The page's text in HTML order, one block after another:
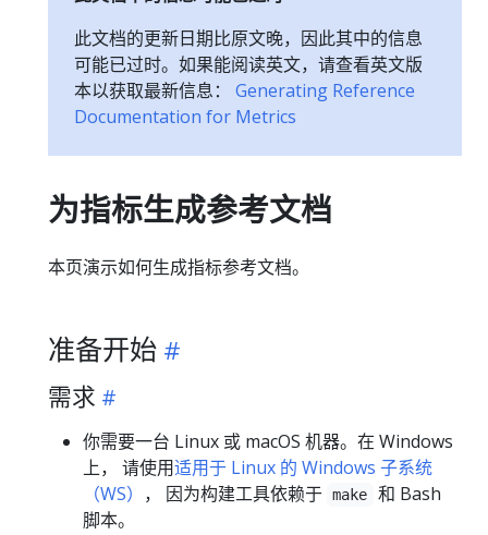
此文档的更新日期比原文晚，因此其中的信息
可能已过时。如果能阅读英文，请查看英文版
本以获取最新信息： Generating Reference
Documentation for Metrics
为指标生成参考文档
本页演示如何生成指标参考文档。
准备开始
需求
你需要一台 Linux 或 macOS 机器。在 Windows
上， 请使用适用于 Linux 的 Windows 子系统
（WS） ， 因为构建工具依赖于 make
和 Bash
脚本。